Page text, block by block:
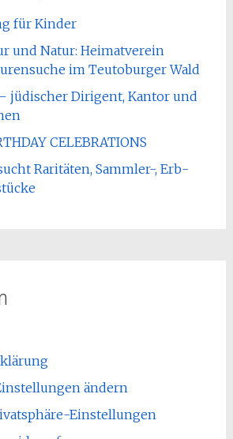
für Kinder
und Natur: Heimatverein
im Teutoburger Wald
jüdischer Dirigent, Kantor und
CELEBRATIONS
Raritäten, Sammler-, Erb-
ändern
Einstellungen